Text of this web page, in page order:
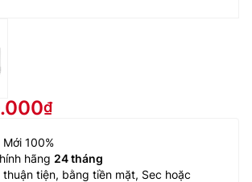
100%
hãng 24 tháng
thuận tiện, bằng tiền mặt, Sec hoặc